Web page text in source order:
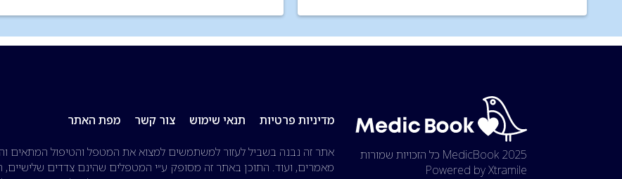
2025 MedicBook
כל הזכויות שמורות
Powered by Xtramile
מדיניות פרטיות תנאי שימוש צור קשר מפת האתר
אתר זה נבנה בשביל לעזור למשתמשים למצוא את המטפל והטיפול המתאים
מאמרים, ועוד. התוכן באתר זה מסופק ע״י המטפלים שהינם צדדים שלישיים,